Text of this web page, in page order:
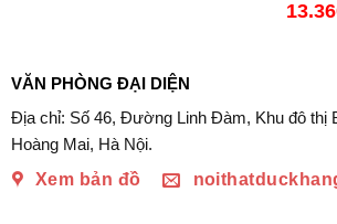
VĂN PHÒNG ĐẠI DIỆN
Địa chỉ: Số 46, Đường Linh Đàm, Khu đô thị
Hoàng Mai, Hà Nội.
Xem bản đồ